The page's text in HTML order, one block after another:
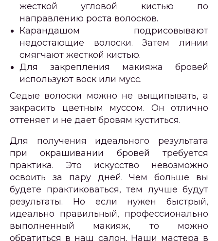
жесткой угловой кистью по
направлению роста волосков.
Карандашом подрисовывают
недостающие волоски. Затем линии
смягчают жесткой кистью.
Для закрепления макияжа бровей
используют воск или мусс.
Седые волоски можно не выщипывать, а
закрасить цветным муссом. Он отлично
оттеняет и не дает бровям куститься.
Для получения идеального результата
при окрашивании бровей требуется
практика. Это искусство невозможно
освоить за пару дней. Чем больше вы
будете практиковаться, тем лучше будут
результаты. Но если нужен быстрый,
идеально правильный, профессионально
выполненный макияж, то можно
обратиться в наш салон. Наши мастера в